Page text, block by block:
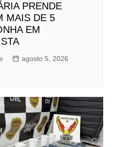
PRENDE
MAIS DE 5
EM
agosto 5, 2026